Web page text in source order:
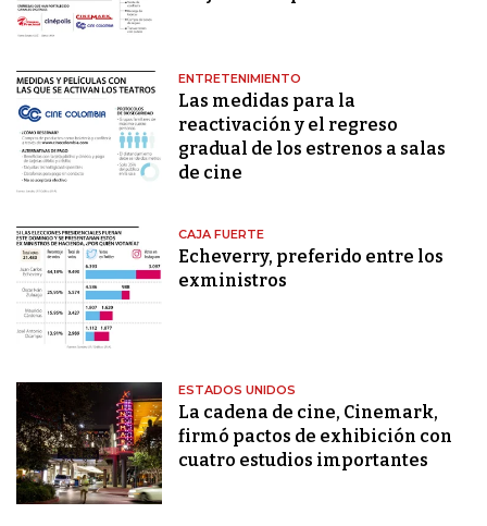
ENTRETENIMIENTO
Las medidas para la
reactivación y el regreso
gradual de los estrenos a salas
de cine
CAJA FUERTE
Echeverry, preferido entre los
exministros
ESTADOS UNIDOS
La cadena de cine, Cinemark,
firmó pactos de exhibición con
cuatro estudios importantes